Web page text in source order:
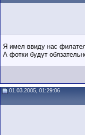
Я имел ввиду нас
А фотки будут
01.03.2005, 01:29:06